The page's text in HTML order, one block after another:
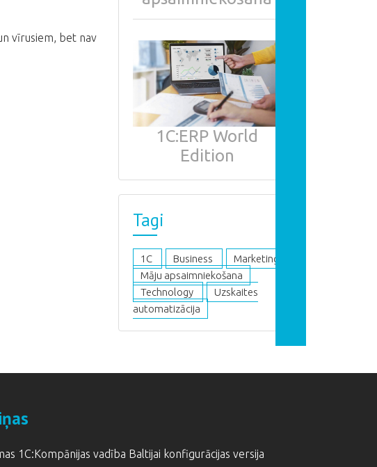
vīrusiem, bet nav
1С:ERP World
Edition
Tagi
1C Business
Marketing
Māju apsaimniekošana
Technology
Uzskaites
automatizācija
1C:Kompānijas vadība Baltijai konfigurācijas versija